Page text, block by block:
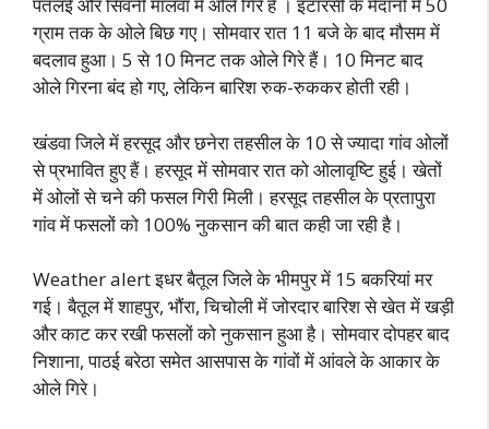
ग्राम तक के ओले बिछ गए। सोमवार रात 11 बजे के बाद मौसम में
बदलाव हुआ। 5 से 10 मिनट तक ओले गिरे हैं। 10 मिनट बाद
ओले गिरना बंद हो गए, लेकिन बारिश रुक-रुककर होती रही।
खंडवा जिले में हरसूद और छनेरा तहसील के 10 से ज्यादा गांव ओलों
से प्रभावित हुए हैं। हरसूद में सोमवार रात को ओलावृष्टि हुई। खेतों
में ओलों से चने की फसल गिरी मिली। हरसूद तहसील के प्रतापुरा
गांव में फसलों को 100% नुकसान की बात कही जा रही है।
Weather alert इधर बैतूल जिले के भीमपुर में 15 बकरियां मर
गई। बैतूल में शाहपुर, भौंरा, चिचोली में जोरदार बारिश से खेत में खड़ी
और काट कर रखी फसलों को नुकसान हुआ है। सोमवार दोपहर बाद
निशाना, पाठई बरेठा समेत आसपास के गांवों में आंवले के आकार के
ओले गिरे।